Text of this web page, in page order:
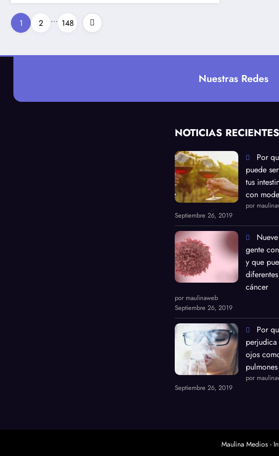
Paginación
1 2 … 148
Nuestras Redes
NOTICIAS RECIENTES
Por
puede
tus
con
por
Septiembre 26, 2019
gente
y que
cáncer
por maulinaweb
Septiembre 26, 2019
Por
ojos
pulmones
por
Septiembre 26, 2019
Maulina Medios -